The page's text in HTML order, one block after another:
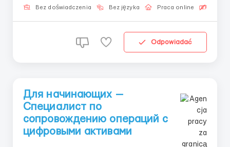
поддержка биржевых процессов — одна из самых
Bez doświadczenia Bez języka Praca online
Odpowiadać
Для начинающих —
Специалист по
сопровождению операций с
цифровыми активами